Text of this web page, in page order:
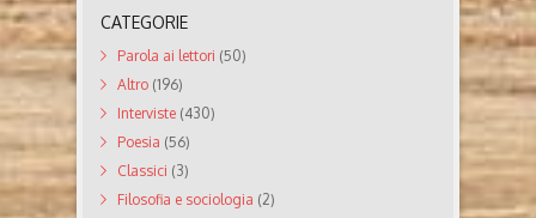
CATEGORIE
Parola ai lettori (50)
Altro (196)
Interviste (430)
Poesia (56)
Classici (3)
Filosofia e sociologia (2)